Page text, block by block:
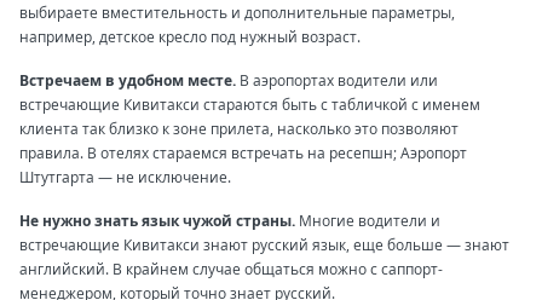
выбираете вместительность и дополнительные параметры,
например, детское кресло под нужный возраст.
Встречаем в удобном месте. В аэропортах водители или
встречающие Кивитакси стараются быть с табличкой с именем
клиента так близко к зоне прилета, насколько это позволяют
правила. В отелях стараемся встречать на ресепшн; Аэропорт
Штутгарта — не исключение.
Не нужно знать язык чужой страны. Многие водители и
встречающие Кивитакси знают русский язык, еще больше — знают
английский. В крайнем случае общаться можно с саппорт-
менеджером, который точно знает русский.